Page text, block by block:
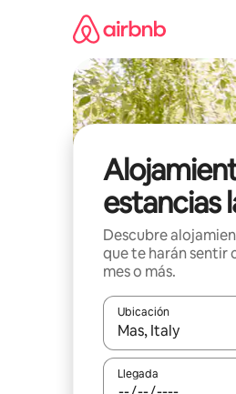
estancias
Descubre
que te harán sentir
mes o más.
Ubicación
Cuando los
Llegada